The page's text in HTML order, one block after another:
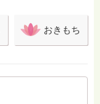
おきもち